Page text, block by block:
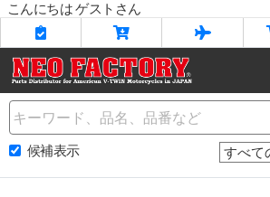
こんにちは ゲストさん
Name
候補表示